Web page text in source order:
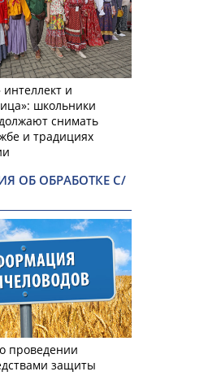
и
школьники
снимать
и традициях
ОБ ОБРАБОТКЕ С/
проведении
защиты